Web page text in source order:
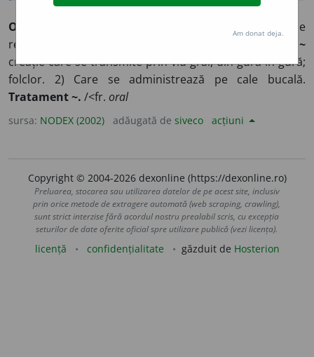
OR
) Care se
realizează prin vorbire; verbal. ◊
Creație (populară) ~
creație care se transmite prin viu grai, din gură în gură;
folclor. 2) Care se administrează pe cale bucală.
Tratament ~. /<fr. oral
sursa: NODEX (2002) adăugată de siveco acțiuni
Copyright © 2004-2026 dexonline (https://dexonline.ro)
Preluarea, stocarea sau utilizarea datelor de pe acest site, inclusiv
prin orice metode de extragere automată (web scraping, crawling),
sunt strict interzise fără acordul nostru prealabil scris, cu excepția
seturilor de date oferite oficial spre utilizare publică (vezi licența).
licență confidențialitate găzduit de Hosterion
Am donat deja.